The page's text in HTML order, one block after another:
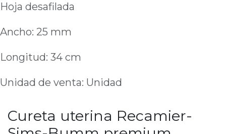
Hoja desafilada
Ancho: 25 mm
Longitud: 34 cm
Unidad de venta: Unidad
Cureta uterina Recamier-